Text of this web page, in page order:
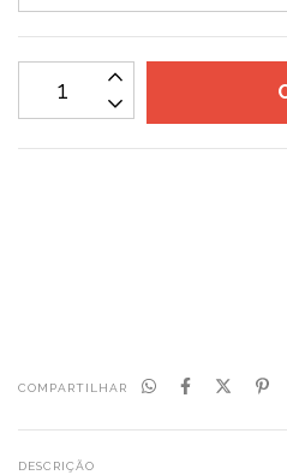
COMPARTILHAR
DESCRIÇÃO